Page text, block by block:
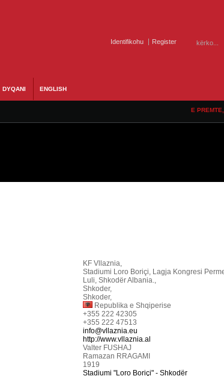
Identifikohu Register
DYQANI ENGLISH
E
KF Vllaznia,
Stadiumi Loro Boriçi, Lagja Kongresi
Luli, Shkodër Albania.,
Shkoder,
Shkoder,
Republika e Shqiperise
+355 222 42305
+355 222 47513
info@vllaznia.eu
http://www.vllaznia.al
Valter FUSHAJ
Ramazan RRAGAMI
1919
Stadiumi "Loro Boriçi" - Shkodër